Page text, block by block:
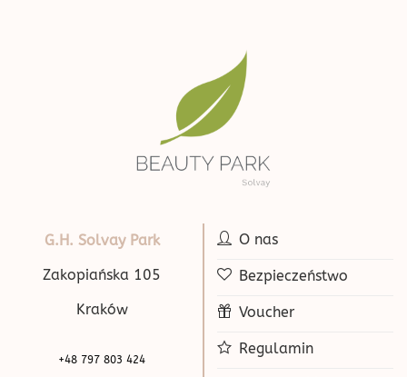
G.H. Solvay Park
Zakopiańska 105
Kraków
+48 797 803 424
O nas
Bezpieczeństwo
Voucher
Regulamin